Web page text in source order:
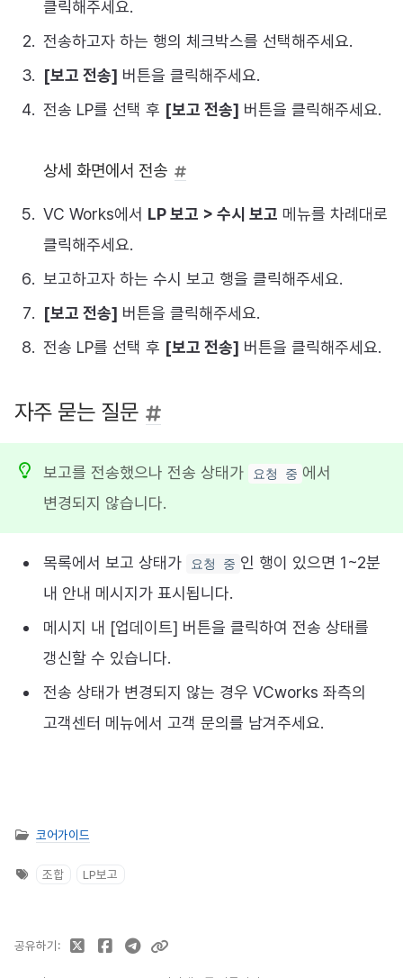
클릭해주세요.
전송하고자 하는 행의 체크박스를 선택해주세요.
[보고 전송] 버튼을 클릭해주세요.
전송 LP를 선택 후 [보고 전송] 버튼을 클릭해주세요.
상세 화면에서 전송
VC Works에서 LP 보고 > 수시 보고 메뉴를 차례대로
클릭해주세요.
보고하고자 하는 수시 보고 행을 클릭해주세요.
[보고 전송] 버튼을 클릭해주세요.
전송 LP를 선택 후 [보고 전송] 버튼을 클릭해주세요.
자주 묻는 질문
보고를 전송했으나 전송 상태가 요청 중 에서
변경되지 않습니다.
목록에서 보고 상태가 요청 중 인 행이 있으면 1~2분
내 안내 메시지가 표시됩니다.
메시지 내 [업데이트] 버튼을 클릭하여 전송 상태를
갱신할 수 있습니다.
전송 상태가 변경되지 않는 경우 VCworks 좌측의
고객센터 메뉴에서 고객 문의를 남겨주세요.
코어가이드
조합 LP보고
공유하기